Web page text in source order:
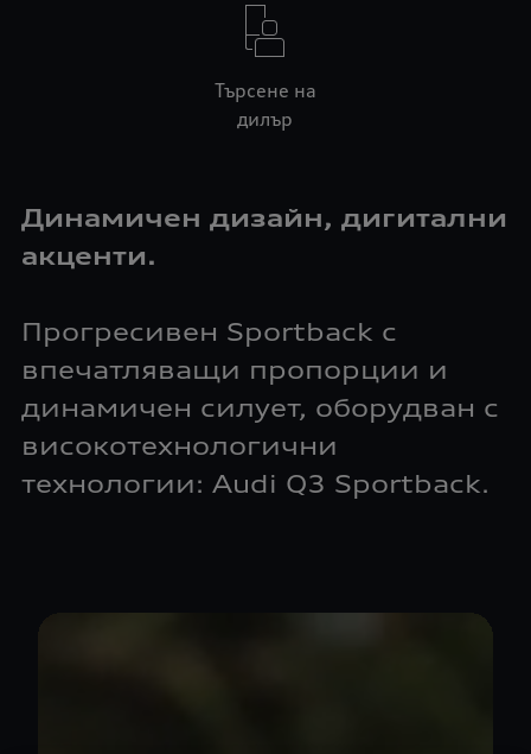
Търсене на
дилър
Динамичен дизайн, дигитални
акценти.
Прогресивен Sportback с
впечатляващи пропорции и
динамичен силует, оборудван с
високотехнологични
технологии: Audi Q3 Sportback.